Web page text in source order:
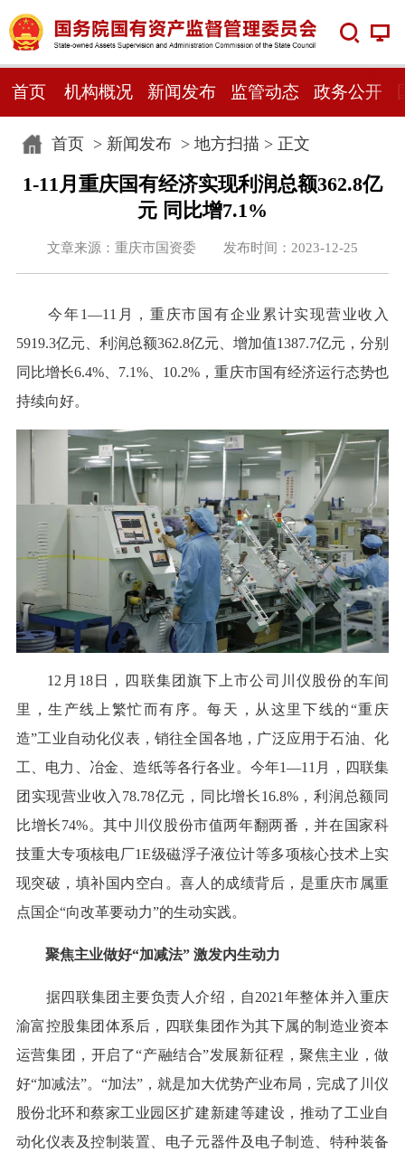
首页 机构概况 新闻发布 监管动态 政务公开
首页> 新闻发布> 地方扫描 > 正文
1-11月重庆国有经济实现利润总额362.8亿
元 同比增7.1%
文章来源：重庆市国资委 发布时间：2023-12-25
今年1—11月，重庆市国有企业累计实现营业收入
5919.3亿元、利润总额362.8亿元、增加值1387.7亿元，分别
同比增长6.4%、7.1%、10.2%，重庆市国有经济运行态势也
持续向好。
12月18日，四联集团旗下上市公司川仪股份的车间
里，生产线上繁忙而有序。每天，从这里下线的“重庆
造”工业自动化仪表，销往全国各地，广泛应用于石油、化
工、电力、冶金、造纸等各行各业。今年1—11月，四联集
团实现营业收入78.78亿元，同比增长16.8%，利润总额同
比增长74%。其中川仪股份市值两年翻两番，并在国家科
技重大专项核电厂1E级磁浮子液位计等多项核心技术上实
现突破，填补国内空白。喜人的成绩背后，是重庆市属重
点国企“向改革要动力”的生动实践。
聚焦主业做好“加减法” 激发内生动力
据四联集团主要负责人介绍，自2021年整体并入重庆
渝富控股集团体系后，四联集团作为其下属的制造业资本
运营集团，开启了“产融结合”发展新征程，聚焦主业，做
好“加减法”。“加法”，就是加大优势产业布局，完成了川仪
股份北环和蔡家工业园区扩建新建等建设，推动了工业自
动化仪表及控制装置、电子元器件及电子制造、特种装备